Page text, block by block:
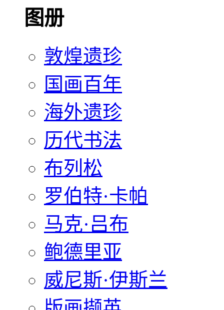
图册
敦煌遗珍
国画百年
海外遗珍
历代书法
布列松
罗伯特·卡帕
马克·吕布
鲍德里亚
威尼斯·伊斯兰